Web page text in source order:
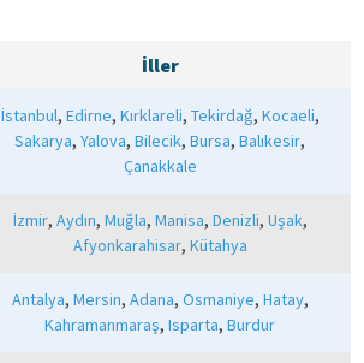
İller
İstanbul, Edirne, Kırklareli, Tekirdağ, Kocaeli,
Sakarya, Yalova, Bilecik, Bursa, Balıkesir,
Çanakkale
İzmir, Aydın, Muğla, Manisa, Denizli, Uşak,
Afyonkarahisar, Kütahya
Antalya, Mersin, Adana, Osmaniye, Hatay,
Kahramanmaraş, Isparta, Burdur